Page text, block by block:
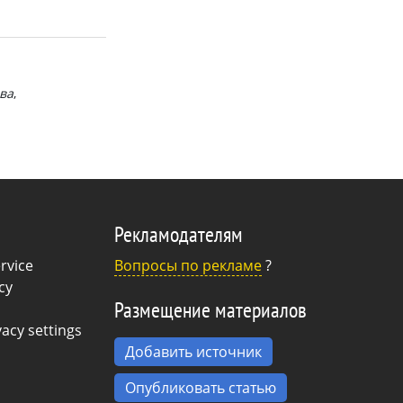
settings
Рекламодателям
Вопросы по рекламе?
Размещение материалов
Добавить источник
Опубликовать статью